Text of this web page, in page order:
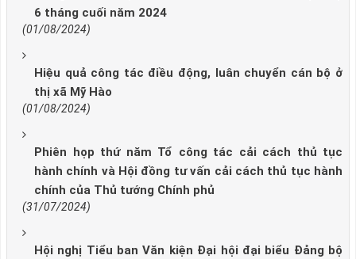
6 tháng cuối năm 2024
(01/08/2024)
Hiệu quả công tác điều động, luân chuyển cán bộ ở
thị xã Mỹ Hào
(01/08/2024)
Phiên họp thứ năm Tổ công tác cải cách thủ tục
hành chính và Hội đồng tư vấn cải cách thủ tục hành
chính của Thủ tướng Chính phủ
(31/07/2024)
Hội nghị Tiểu ban Văn kiện Đại hội đại biểu Đảng bộ